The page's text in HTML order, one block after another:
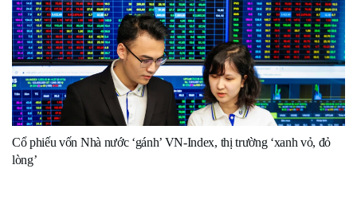
Cổ phiếu vốn Nhà nước ‘gánh’ VN-Index, thị trường ‘xanh vỏ, đỏ
lòng’